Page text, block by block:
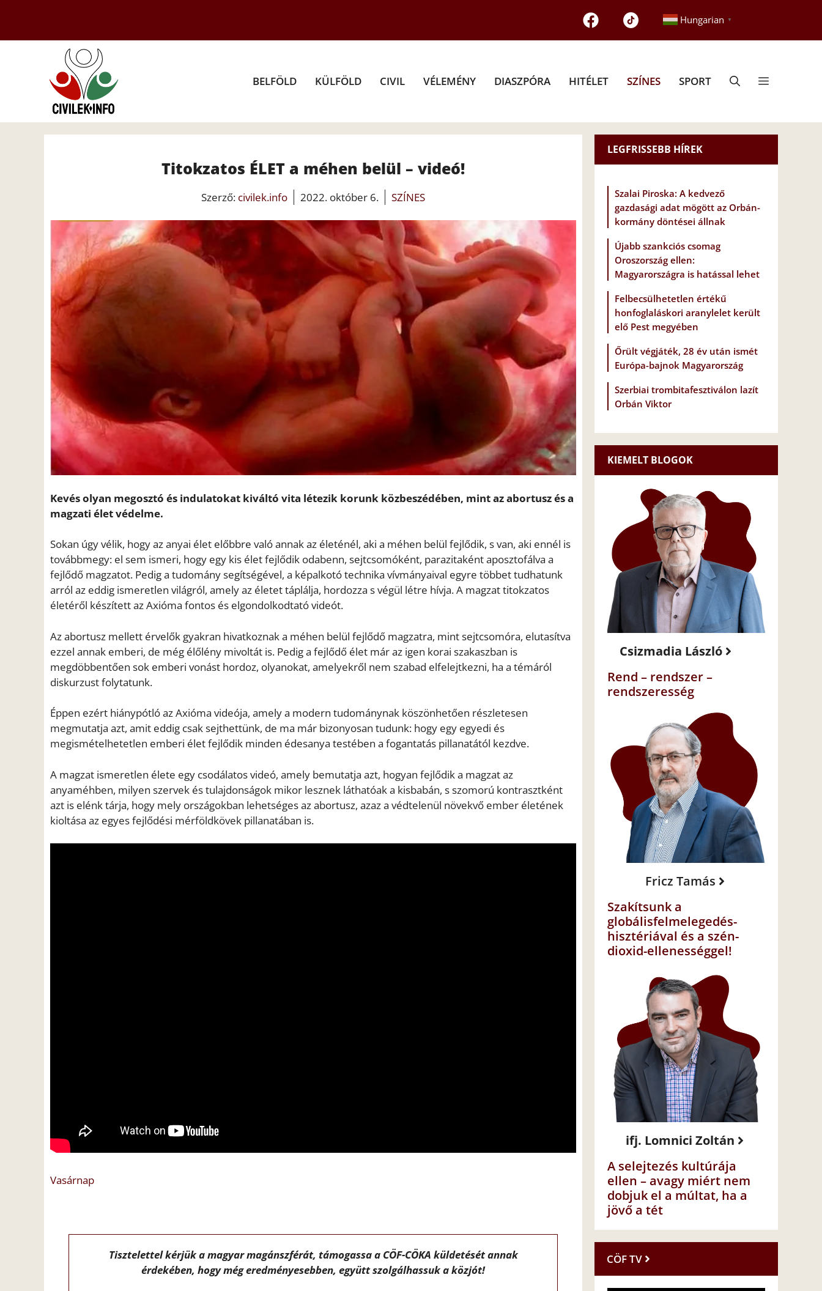
tartalomba
Hungarian ▼
BELFÖLD KÜLFÖLD CIVIL VÉLEMÉNY DIASZPÓRA HITÉLET SZÍNES SPORT
Titokzatos ÉLET a méhen belül – videó!
Szerző: civilek.info 2022. október 6. SZÍNES
Kevés olyan megosztó és indulatokat kiváltó vita létezik korunk közbeszédében, mint az abortusz és a
magzati élet védelme.
Sokan úgy vélik, hogy az anyai élet előbbre való annak az életénél, aki a méhen belül fejlődik, s van, aki ennél is
továbbmegy: el sem ismeri, hogy egy kis élet fejlődik odabenn, sejtcsomóként, parazitaként aposztofálva a
fejlődő magzatot. Pedig a tudomány segítségével, a képalkotó technika vívmányaival egyre többet tudhatunk
arról az eddig ismeretlen világról, amely az életet táplálja, hordozza s végül létre hívja. A magzat titokzatos
életéről készített az Axióma fontos és elgondolkodtató videót.
Az abortusz mellett érvelők gyakran hivatkoznak a méhen belül fejlődő magzatra, mint sejtcsomóra, elutasítva
ezzel annak emberi, de még élőlény mivoltát is. Pedig a fejlődő élet már az igen korai szakaszban is
megdöbbentően sok emberi vonást hordoz, olyanokat, amelyekről nem szabad elfelejtkezni, ha a témáról
diskurzust folytatunk.
Éppen ezért hiánypótló az Axióma videója, amely a modern tudománynak köszönhetően részletesen
megmutatja azt, amit eddig csak sejthettünk, de ma már bizonyosan tudunk: hogy egy egyedi és
megismételhetetlen emberi élet fejlődik minden édesanya testében a fogantatás pillanatától kezdve.
A magzat ismeretlen élete egy csodálatos videó, amely bemutatja azt, hogyan fejlődik a magzat az
anyaméhben, milyen szervek és tulajdonságok mikor lesznek láthatóak a kisbabán, s szomorú kontrasztként
azt is elénk tárja, hogy mely országokban lehetséges az abortusz, azaz a védtelenül növekvő ember életének
kioltása az egyes fejlődési mérföldkövek pillanatában is.
Vasárnap
Tisztelettel kérjük a magyar magánszférát, támogassa a CÖF-CÖKA küldetését annak
érdekében, hogy még eredményesebben, együtt szolgálhassuk a közjót!
LEGFRISSEBB HÍREK
Szalai Piroska: A kedvező
gazdasági adat mögött az Orbán-
kormány döntései állnak
Újabb szankciós csomag
Oroszország ellen:
Magyarországra is hatással lehet
Felbecsülhetetlen értékű
honfoglaláskori aranylelet került
elő Pest megyében
Őrült végjáték, 28 év után ismét
Európa-bajnok Magyarország
Szerbiai trombitafesztiválon lazít
Orbán Viktor
KIEMELT BLOGOK
Csizmadia László
Rend – rendszer –
rendszeresség
Fricz Tamás
Szakítsunk a
globálisfelmelegedés-
hisztériával és a szén-
dioxid-ellenességgel!
ifj. Lomnici Zoltán
A selejtezés kultúrája
ellen – avagy miért nem
dobjuk el a múltat, ha a
jövő a tét
CÖF TV